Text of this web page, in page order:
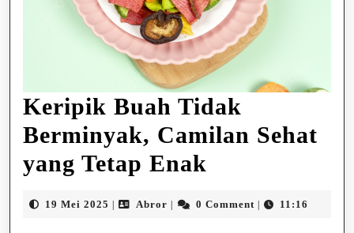
Keripik Buah Tidak
Berminyak, Camilan Sehat
yang Tetap Enak
Tidak
19 Mei 2025 19
Abror Abror0 Comment 11:16